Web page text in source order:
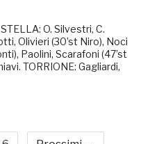
O. Silvestri, C.
Olivieri (30’st Niro), Noci
Paolini, Scarafoni (47’st
TORRIONE: Gagliardi,